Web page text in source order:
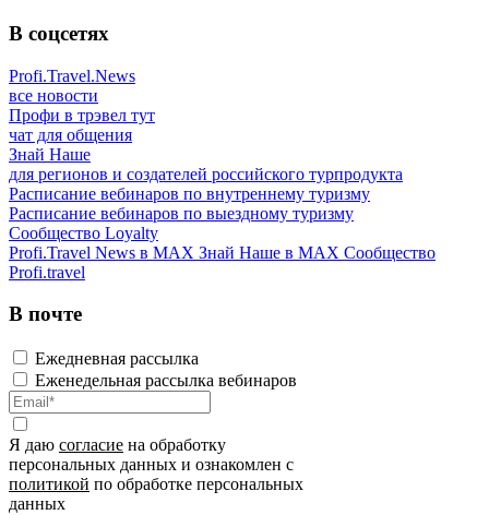
В соцсетях
Profi.Travel.News
все новости
Профи в трэвел тут
чат для общения
Знай Наше
для регионов и создателей российского турпродукта
Расписание вебинаров по внутреннему туризму
Расписание вебинаров по выездному туризму
Сообщество Loyalty
Profi.Travel News в MAX Знай Наше в MAX Сообщество
Profi.travel
В почте
Ежедневная рассылка
Еженедельная рассылка вебинаров
Я даю согласие на обработку
персональных данных и ознакомлен с
политикой по обработке персональных
данных